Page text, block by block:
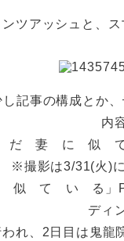
ツアッシュと、
記事の構成とか
内
だ 妻 に 似 て
※撮影は3/31(火)
て い る」PV撮
ディ
れ、2日目は鬼龍